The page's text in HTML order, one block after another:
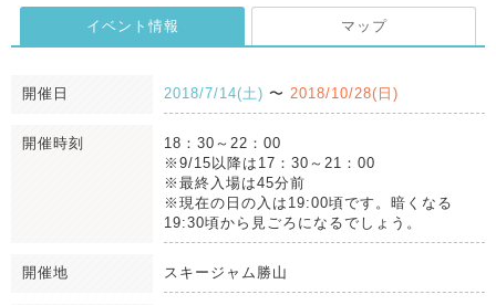
イベント情報 マップ
開催日 2018/7/14(土) 〜 2018/10/28(日)
開催時刻
18：30～22：00
※9/15以降は17：30～21：00
※最終入場は45分前
※現在の日の入は19:00頃です。暗くなる
19:30頃から見ごろになるでしょう。
開催地 スキージャム勝山